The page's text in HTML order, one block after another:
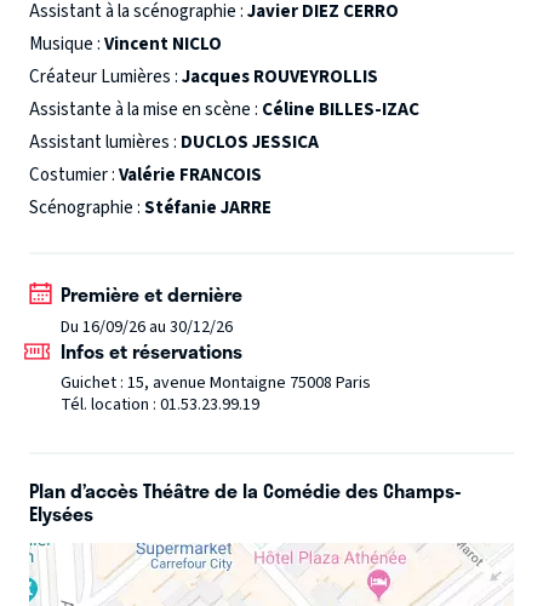
Assistant à la scénographie :Javier DIEZ CERRO
Musique :Vincent NICLO
Créateur Lumières :Jacques ROUVEYROLLIS
Assistante à la mise en scène : Céline BILLES-IZAC
Assistant lumières : DUCLOS JESSICA
Costumier :Valérie FRANCOIS
Scénographie :Stéfanie JARRE
Première et dernière
Du 16/09/26 au 30/12/26
Infos et réservations
Guichet : 15, avenue Montaigne 75008 Paris
Tél. location : 01.53.23.99.19
Plan d’accès Théâtre de la Comédie des Champs-
Elysées